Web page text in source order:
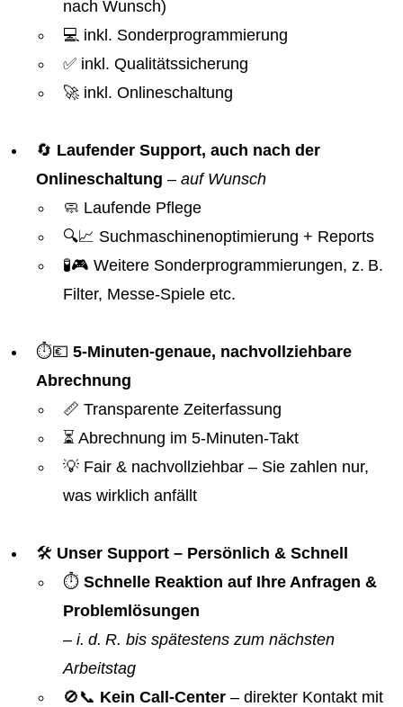
nach Wunsch)
💻 inkl. Sonderprogrammierung
✅ inkl. Qualitätssicherung
🚀 inkl. Onlineschaltung
🔄 Laufender Support, auch nach der
Onlineschaltung – auf Wunsch
🧼 Laufende Pflege
🔍📈 Suchmaschinenoptimierung + Reports
🧪🎮 Weitere Sonderprogrammierungen, z. B.
Filter, Messe-Spiele etc.
⏱️💶 5-Minuten-genaue, nachvollziehbare
Abrechnung
📏 Transparente Zeiterfassung
⏳ Abrechnung im 5-Minuten-Takt
💡 Fair & nachvollziehbar – Sie zahlen nur,
was wirklich anfällt
🛠️ Unser Support – Persönlich & Schnell
⏱️ Schnelle Reaktion auf Ihre Anfragen &
Problemlösungen
– i. d. R. bis spätestens zum nächsten
Arbeitstag
🚫📞 Kein Call-Center – direkter Kontakt mit